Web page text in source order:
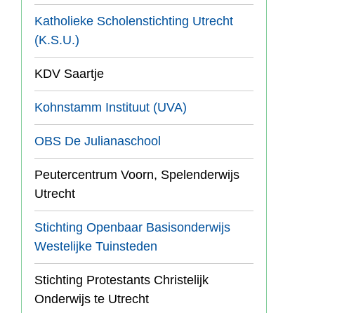
Katholieke Scholenstichting Utrecht
(K.S.U.)
KDV Saartje
Kohnstamm Instituut (UVA)
OBS De Julianaschool
Peutercentrum Voorn, Spelenderwijs
Utrecht
Stichting Openbaar Basisonderwijs
Westelijke Tuinsteden
Stichting Protestants Christelijk
Onderwijs te Utrecht